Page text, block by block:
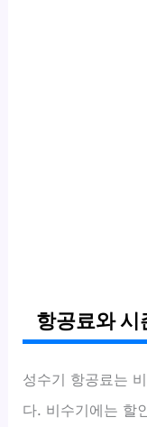
항공료와 시
성수기 항공료는
다. 비수기에는 할